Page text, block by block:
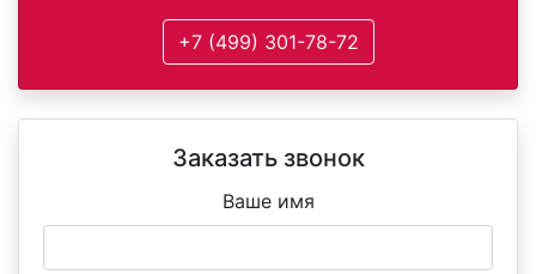
+7 (499) 301-78-72
Заказать звонок
Ваше имя